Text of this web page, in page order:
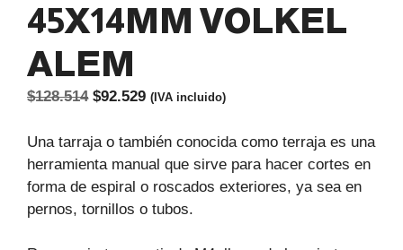
45X14MM VOLKEL
ALEM
$128.514 El
original
era:
$128.514.
$92.529El
actual
es:
$92.529.
(IVA incluido)
Una tarraja o también conocida como terraja es una
herramienta manual que sirve para hacer cortes en
forma de espiral o roscados exteriores, ya sea en
pernos, tornillos o tubos.